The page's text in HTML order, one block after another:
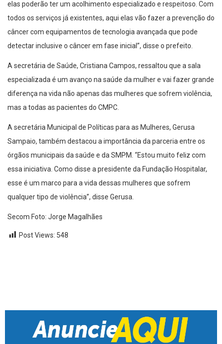
elas poderão ter um acolhimento especializado e respeitoso. Com
todos os serviços já existentes, aqui elas vão fazer a prevenção do
câncer com equipamentos de tecnologia avançada que pode
detectar inclusive o câncer em fase inicial”, disse o prefeito.
A secretária de Saúde, Cristiana Campos, ressaltou que a sala
especializada é um avanço na saúde da mulher e vai fazer grande
diferença na vida não apenas das mulheres que sofrem violência,
mas a todas as pacientes do CMPC.
A secretária Municipal de Políticas para as Mulheres, Gerusa
Sampaio, também destacou a importância da parceria entre os
órgãos municipais da saúde e da SMPM. “Estou muito feliz com
essa iniciativa. Como disse a presidente da Fundação Hospitalar,
esse é um marco para a vida dessas mulheres que sofrem
qualquer tipo de violência”, disse Gerusa.
Secom Foto: Jorge Magalhães
Post Views: 548